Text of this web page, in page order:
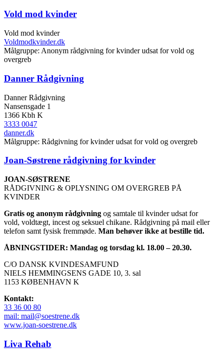
Vold mod kvinder
Vold mod kvinder
Voldmodkvinder.dk
Målgruppe: Anonym rådgivning for kvinder udsat for vold og
overgreb
Danner Rådgivning
Danner Rådgivning
Nansensgade 1
1366 Kbh K
3333 0047
danner.dk
Målgruppe: Rådgivning for kvinder udsat for vold og overgreb
Joan-Søstrene rådgivning for kvinder
JOAN-SØSTRENE
RÅDGIVNING & OPLYSNING OM OVERGREB PÅ
KVINDER
Gratis og anonym rådgivning og samtale til kvinder udsat for
vold, voldtægt, incest og seksuel chikane. Rådgivning på mail eller
telefon samt fysisk fremmøde. Man behøver ikke at bestille tid.
ÅBNINGSTIDER: Mandag og torsdag kl. 18.00 – 20.30.
C/O DANSK KVINDESAMFUND
NIELS HEMMINGSENS GADE 10, 3. sal
1153 KØBENHAVN K
Kontakt:
33 36 00 80
mail: mail@soestrene.dk
www.joan-soestrene.dk
Liva Rehab